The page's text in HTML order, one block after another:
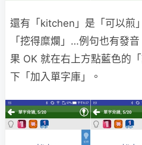
還有「kitchen」是「可以煎
「挖得糜爛」…例句也有發
果 OK 就在右上方點藍色的
下「加入單字庫」。